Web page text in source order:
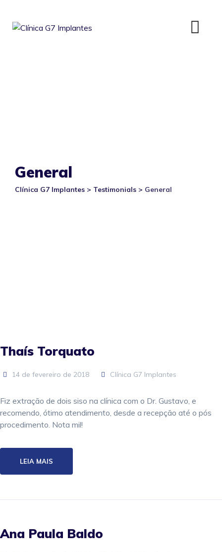
content
General
Clínica G7 Implantes > Testimonials > General
Thaís Torquato
14 de fevereiro de 2018 Clínica G7 Implantes
Fiz extração de dois siso na clínica com o Dr. Gustavo, e
recomendo, ótimo atendimento, desde a recepção até o pós
procedimento. Nota mil!
LEIA MAIS
Ana Paula Baldo